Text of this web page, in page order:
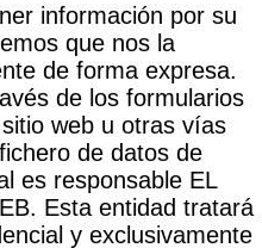
información por su
que nos la
de forma expresa.
de los formularios
web u otras vías
de datos de
es responsable EL
Esta entidad tratará
y exclusivamente